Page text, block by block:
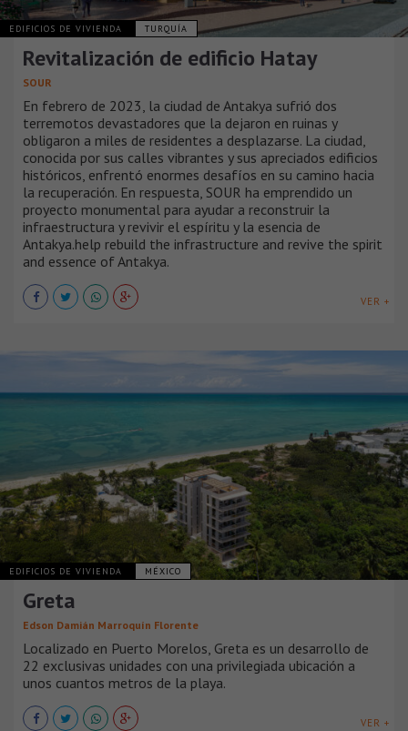
EDIFICIOS DE VIVIENDA TURQUÍA
Revitalización de edificio Hatay
SOUR
En febrero de 2023, la ciudad de Antakya sufrió dos
terremotos devastadores que la dejaron en ruinas y
obligaron a miles de residentes a desplazarse. La ciudad,
conocida por sus calles vibrantes y sus apreciados edificios
históricos, enfrentó enormes desafíos en su camino hacia
la recuperación. En respuesta, SOUR ha emprendido un
proyecto monumental para ayudar a reconstruir la
infraestructura y revivir el espíritu y la esencia de
Antakya.help rebuild the infrastructure and revive the spirit
and essence of Antakya.
VER +
EDIFICIOS DE VIVIENDA MÉXICO
Greta
Edson Damián Marroquín Florente
Localizado en Puerto Morelos, Greta es un desarrollo de
22 exclusivas unidades con una privilegiada ubicación a
unos cuantos metros de la playa.
VER +